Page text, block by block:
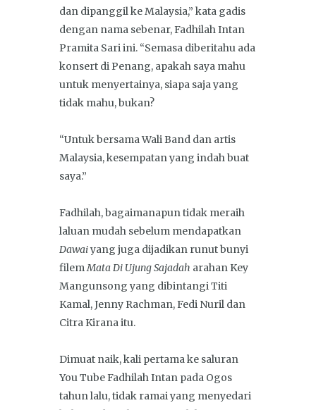
dan dipanggil ke Malaysia,” kata gadis
dengan nama sebenar, Fadhilah Intan
Pramita Sari ini. “Semasa diberitahu ada
konsert di Penang, apakah saya mahu
untuk menyertainya, siapa saja yang
tidak mahu, bukan?
“Untuk bersama Wali Band dan artis
Malaysia, kesempatan yang indah buat
saya.”
Fadhilah, bagaimanapun tidak meraih
laluan mudah sebelum mendapatkan
Dawaiyang juga dijadikan runut bunyi
filemMata Di Ujung Sajadah arahan Key
Mangunsong yang dibintangi Titi
Kamal, Jenny Rachman, Fedi Nuril dan
Citra Kirana itu.
Dimuat naik, kali pertama ke saluran
You Tube Fadhilah Intan pada Ogos
tahun lalu, tidak ramai yang menyedari